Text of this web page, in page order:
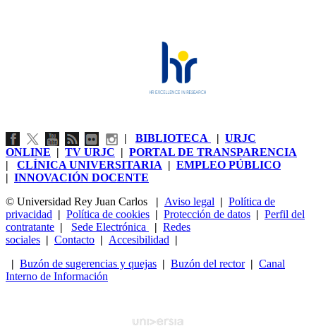
| BIBLIOTECA | URJC
ONLINE | TV URJC | PORTAL DE TRANSPARENCIA
| CLÍNICA UNIVERSITARIA | EMPLEO PÚBLICO
| INNOVACIÓN DOCENTE
© Universidad Rey Juan Carlos
| Aviso legal | Política de
privacidad | Política de cookies | Protección de datos | Perfil del
contratante | Sede Electrónica | Redes
sociales | Contacto | Accesibilidad |
| Buzón de sugerencias y quejas | Buzón del rector| Canal
Interno de Información